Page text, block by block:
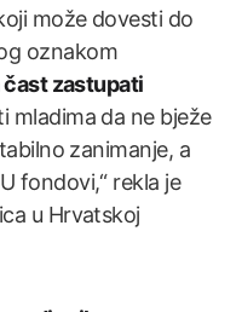
može dovesti do
oznakom
zastupati
mladima da ne bježe
zanimanje, a
fondovi,“ rekla je
u Hrvatskoj